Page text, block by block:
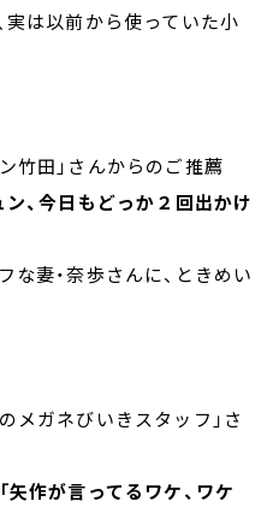
実は以前から使っていた小
竹田」さんからのご推薦
ン、今日もどっか２回出かけ
な妻・奈歩さんに、ときめい
メガネびいきスタッフ」さ
作が言ってるワケ、ワケ